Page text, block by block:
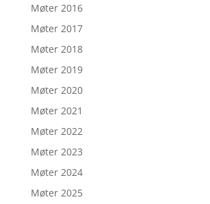
Møter 2016
Møter 2017
Møter 2018
Møter 2019
Møter 2020
Møter 2021
Møter 2022
Møter 2023
Møter 2024
Møter 2025